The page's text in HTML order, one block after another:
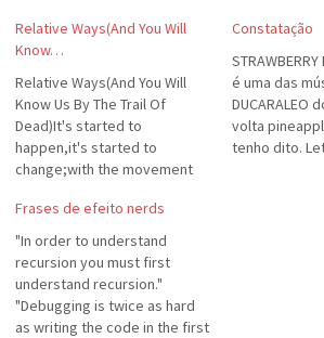
Relative Ways(And You Will
Know…
Relative Ways(And You Will
Know Us By The Trail Of
Dead)It's started to
happen,it's started to
change;with the movement
it takes a lifeor a couple of
days,it's coming togetherin
relative ways.This electric
guitarhanging to my knees;a
couple of versesi can barely
breathe.But it's all…
Constatação
STRAWBERRY
é uma das
DUCARALEO
volta
tenho dito.
Frases de efeito nerds
"In order to understand
recursion you must first
understand recursion."
"Debugging is twice as hard
as writing the code in the first